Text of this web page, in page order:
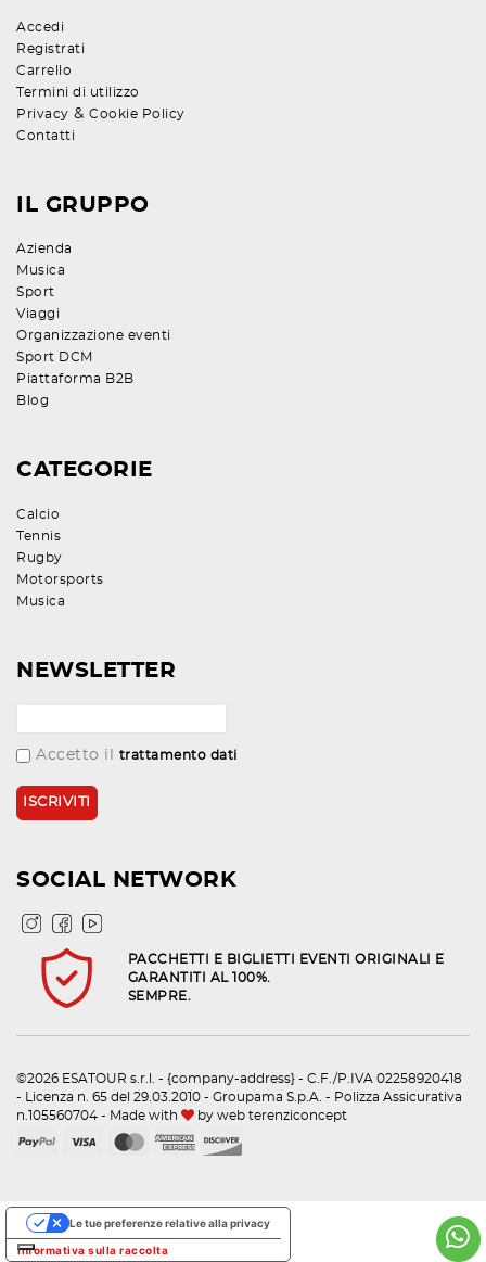
Accedi
Registrati
Carrello
Termini di utilizzo
Privacy & Cookie Policy
Contatti
IL GRUPPO
Azienda
Musica
Sport
Viaggi
Organizzazione eventi
Sport DCM
Piattaforma B2B
Blog
CATEGORIE
Calcio
Tennis
Rugby
Motorsports
Musica
NEWSLETTER
Accetto il trattamento dati
SOCIAL NETWORK
PACCHETTI E BIGLIETTI EVENTI ORIGINALI E
GARANTITI AL 100%.
SEMPRE.
©2026 ESATOUR s.r.l. - {company-address} - C.F./P.IVA 02258920418
- Licenza n. 65 del 29.03.2010 - Groupama S.p.A. - Polizza Assicurativa
n.105560704 - Made with
by web terenziconcept
Informativa sulla raccolta
Le tue preferenze relative alla privacy